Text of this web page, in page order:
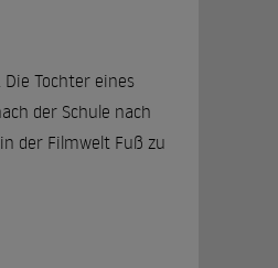
Tochter eines
der Schule nach
der Filmwelt Fuß zu